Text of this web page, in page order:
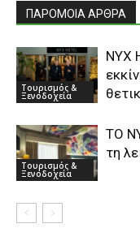
ΠΑΡΟΜΟΙΑ ΑΡΘΡΑ
Τουρισμός &
Ξενοδοχεία
NYX
Τουρισμός &
Ξενοδοχεία
ΤΟ
τη